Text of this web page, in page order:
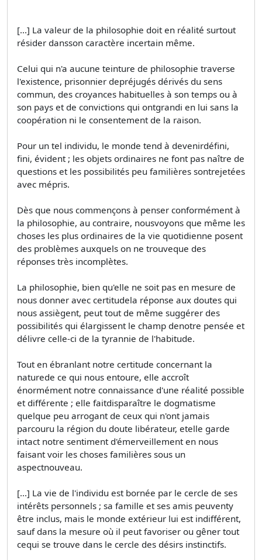
[...] La valeur de la philosophie doit en réalité surtout
résider dansson caractère incertain même.
Celui qui n'a aucune teinture de philosophie traverse
l'existence, prisonnier depréjugés dérivés du sens
commun, des croyances habituelles à son temps ou à
son pays et de convictions qui ontgrandi en lui sans la
coopération ni le consentement de la raison.
Pour un tel individu, le monde tend à devenirdéfini,
fini, évident ; les objets ordinaires ne font pas naître de
questions et les possibilités peu familières sontrejetées
avec mépris.
Dès que nous commençons à penser conformément à
la philosophie, au contraire, nousvoyons que même les
choses les plus ordinaires de la vie quotidienne posent
des problèmes auxquels on ne trouveque des
réponses très incomplètes.
La philosophie, bien qu'elle ne soit pas en mesure de
nous donner avec certitudela réponse aux doutes qui
nous assiègent, peut tout de même suggérer des
possibilités qui élargissent le champ denotre pensée et
délivre celle-ci de la tyrannie de l'habitude.
Tout en ébranlant notre certitude concernant la
naturede ce qui nous entoure, elle accroît
énormément notre connaissance d'une réalité possible
et différente ; elle faitdisparaître le dogmatisme
quelque peu arrogant de ceux qui n'ont jamais
parcouru la région du doute libérateur, etelle garde
intact notre sentiment d'émerveillement en nous
faisant voir les choses familières sous un
aspectnouveau.
[...] La vie de l'individu est bornée par le cercle de ses
intérêts personnels ; sa famille et ses amis peuventy
être inclus, mais le monde extérieur lui est indifférent,
sauf dans la mesure où il peut favoriser ou gêner tout
cequi se trouve dans le cercle des désirs instinctifs.